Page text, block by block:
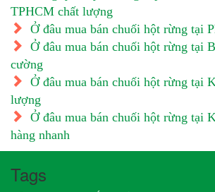
TPHCM chất lượng
Ở đâu mua bán chuối hột rừng tại
Ở đâu mua bán chuối hột rừng tại
cường
Ở đâu mua bán chuối hột rừng tại
lượng
Ở đâu mua bán chuối hột rừng tại
hàng nhanh
Tags